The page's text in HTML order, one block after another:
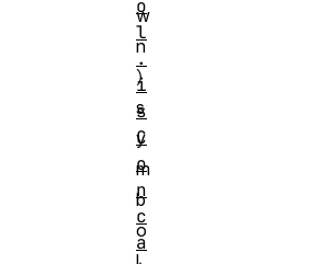
w
n
）
s
y
m
b
o
o
l
.
i
s
C
o
n
c
a